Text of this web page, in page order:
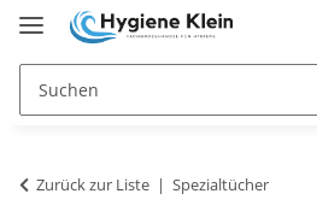
Zurück zur Liste Spezialtücher